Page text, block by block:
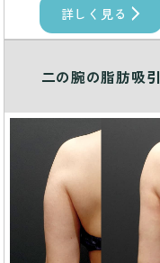
詳しく見る
二の腕の脂肪吸引